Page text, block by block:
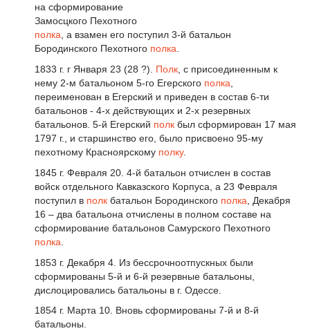
на сформирование
Замосцкого Пехотного
полка , а взамен его поступил 3-й батальон
Бородинского Пехотного полка
1833 г. г Января 23 (28 ?). Полк , с присоединенным к
нему 2-м батальоном 5-го Егерского полка
переименован в Егерский и приведен в состав 6-ти
батальонов - 4-х действующих и 2-х резервных
батальонов. 5-й Егерский полк был сформирован 17 мая
1797 г., и старшинство его, было присвоено 95-му
пехотному Красноярскому полку.
1845 г. Февраля 20. 4-й батальон отчислен в состав
войск отдельного Кавказского Корпуса, а 23 Февраля
поступил в полк батальон Бородинского полка , Декабря
16 – два батальона отчислены в полном составе на
сформирование батальонов Самурского Пехотного
полка
1853 г. Декабря 4. Из бессрочноотпускных были
сформированы 5-й и 6-й резервные батальоны,
дислоцировались батальоны в г. Одессе.
1854 г. Марта 10. Вновь сформированы 7-й и 8-й
батальоны.